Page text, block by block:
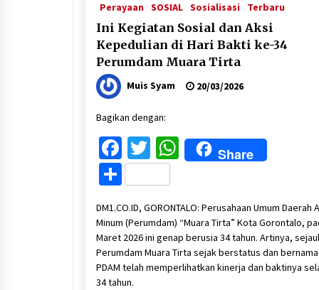
Perayaan SOSIAL Sosialisasi Terbaru
Ini Kegiatan Sosial dan Aksi
Kepedulian di Hari Bakti ke-34
Perumdam Muara Tirta
Muis Syam 20/03/2026
Bagikan dengan:
Facebook
Twitter
WhatsApp
Share
Share
DM1.CO.ID, GORONTALO: Perusahaan Umum Daerah
Minum (Perumdam) “Muara Tirta” Kota Gorontalo,
Maret 2026 ini genap berusia 34 tahun. Artinya,
Perumdam Muara Tirta sejak berstatus dan bernama
PDAM telah memperlihatkan kinerja dan baktinya
34 tahun.